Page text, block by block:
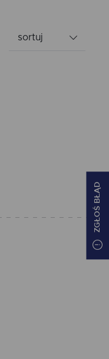
sortuj
ZGŁOŚ BŁĄD